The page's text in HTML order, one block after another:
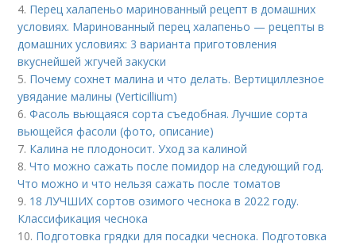
4. Перец халапеньо маринованный рецепт в домашних
условиях. Маринованный перец халапеньо — рецепты в
домашних условиях: 3 варианта приготовления
вкуснейшей жгучей закуски
5. Почему сохнет малина и что делать. Вертициллезное
увядание малины (Verticillium)
6.Фасоль вьющаяся сорта съедобная. Лучшие сорта
вьющейся фасоли (фото, описание)
7. Калина не плодоносит. Уход за калиной
8.Что можно сажать после помидор на следующий год.
Что можно и что нельзя сажать после томатов
9. 18 ЛУЧШИХ сортов озимого чеснока в 2022 году.
Классификация чеснока
10. Подготовка грядки для посадки чеснока. Подготовка